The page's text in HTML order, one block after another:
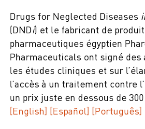
Drugs for Neglected Diseases
(DNDi) et le fabricant de
pharmaceutiques égyptien
Pharmaceuticals ont signé des
les études cliniques et sur
l’accès à un traitement contre
un prix juste en dessous de
[English] [Español] [Português]